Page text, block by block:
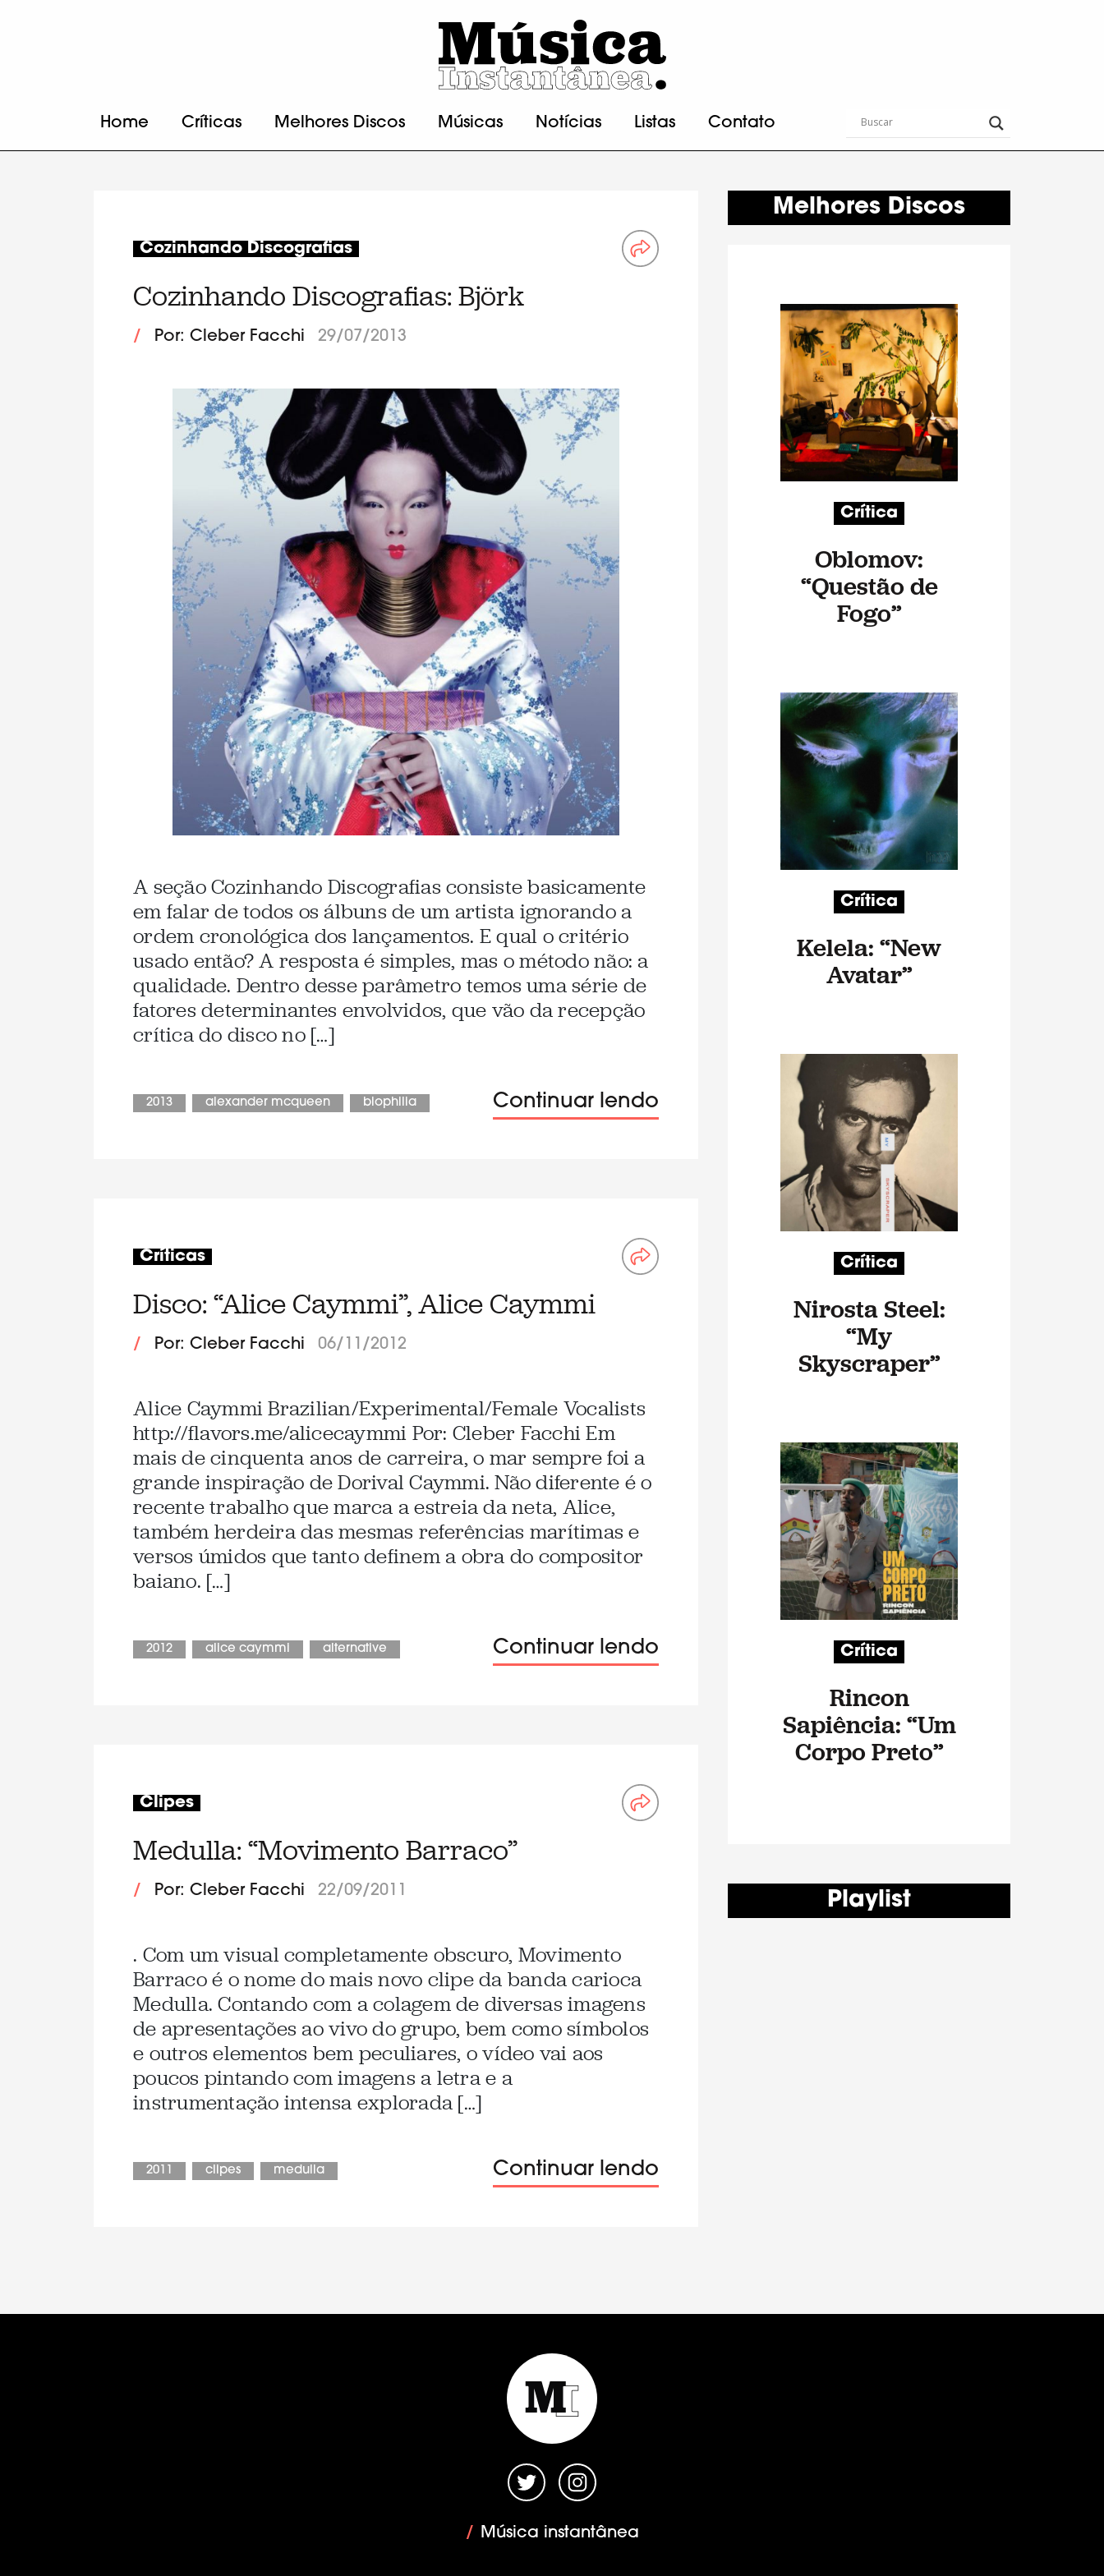
Home Críticas Melhores Discos Músicas Notícias Listas Contato
Cozinhando Discografias
Cozinhando Discografias: Björk
/ Por: Cleber Facchi 29/07/2013
A seção Cozinhando Discografias consiste basicamente
em falar de todos os álbuns de um artista ignorando a
ordem cronológica dos lançamentos. E qual o critério
usado então? A resposta é simples, mas o método não: a
qualidade. Dentro desse parâmetro temos uma série de
fatores determinantes envolvidos, que vão da recepção
crítica do disco no […]
2013 alexander mcqueen biophilia Continuar lendo
Críticas
Disco: “Alice Caymmi”, Alice Caymmi
/ Por: Cleber Facchi 06/11/2012
Alice Caymmi Brazilian/Experimental/Female Vocalists
http://flavors.me/alicecaymmi Por: Cleber Facchi Em
mais de cinquenta anos de carreira, o mar sempre foi a
grande inspiração de Dorival Caymmi. Não diferente é o
recente trabalho que marca a estreia da neta, Alice,
também herdeira das mesmas referências marítimas e
versos úmidos que tanto definem a obra do compositor
baiano. […]
2012 alice caymmi alternative Continuar lendo
Clipes
Medulla: “Movimento Barraco”
/ Por: Cleber Facchi 22/09/2011
. Com um visual completamente obscuro, Movimento
Barraco é o nome do mais novo clipe da banda carioca
Medulla. Contando com a colagem de diversas imagens
de apresentações ao vivo do grupo, bem como símbolos
e outros elementos bem peculiares, o vídeo vai aos
poucos pintando com imagens a letra e a
instrumentação intensa explorada […]
2011 clipes medulla Continuar lendo
Melhores Discos
Crítica
Oblomov:
“Questão de
Fogo”
Crítica
Kelela: “New
Avatar”
Crítica
Nirosta Steel:
“My
Skyscraper”
Crítica
Rincon
Sapiência: “Um
Corpo Preto”
Playlist
/ Música instantânea